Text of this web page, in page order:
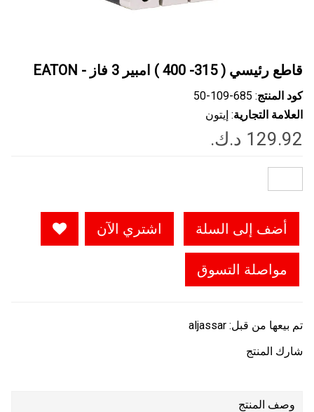
قاطع رئيسي ( 315- 400 ) امبير 3 فاز - EATON
كود المنتج: ‎50-109-685
العلامة التجارية: إيتون
أضف إلى السلة اشتري الآن
مواصلة التسوق
تم بيعها من قبل: aljassar
شارك المنتج
وصف المنتج